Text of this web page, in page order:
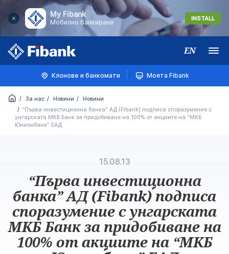
My Fibank
Мобилно банкиране
INSTALL
EN Меню
Клонове и банкомати Моята Fibank
За нас Новини
Новини
“Първа инвестиционна банка” АД (Fibank) подписа споразумение с
унгарската МКБ Банк за придобиване на 100% от акциите на “МКБ
Юнионбанк” ЕАД
15.08.13
“Първа инвестиционна
банка” АД (Fibank) подписа
споразумение с унгарската
МКБ Банк за придобиване на
100% от акциите на “МКБ